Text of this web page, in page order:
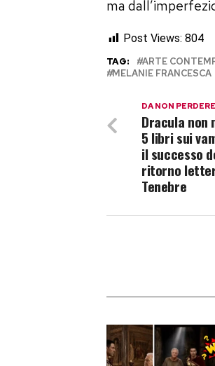
ma
Post Views: 804
TAG: ARTE
MELANIE FRANCESCA
DA NON PERDERE
Dracula non
5 libri sui
il successo
ritorno
Tenebre